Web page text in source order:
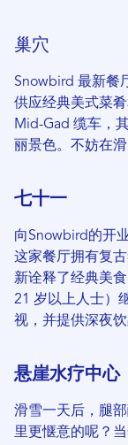
巢穴
Snowbird 最新餐
供应经典美式菜
Mid-Gad 缆车，
丽景色。不妨在
七十一
向Snowbird的开
这家餐厅拥有复
新诠释了经典美
21 岁以上人士）
视，并提供深夜饮
悬崖水疗中心
滑雪一天后，腿
里更惬意的呢？